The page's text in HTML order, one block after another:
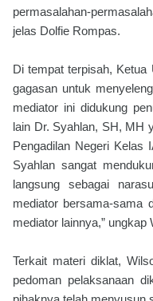
permasalahan-
jelas Dolfie Rompas.
Di tempat terpisah,
gagasan untuk
mediator ini didukung
lain Dr. Syahlan, SH, MH
Pengadilan Negeri Kelas
Syahlan sangat
langsung sebagai
mediator bersama-sama
mediator lainnya,” ungkap
Terkait materi diklat,
pedoman pelaksanaan